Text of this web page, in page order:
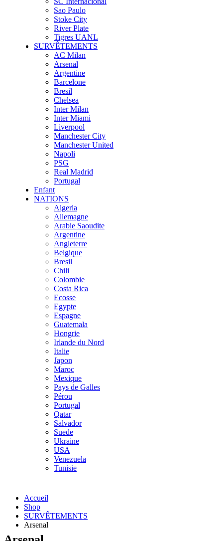
Sao Paulo
Stoke City
River Plate
Tigres UANL
SURVÊTEMENTS
AC Milan
Arsenal
Argentine
Barcelone
Bresil
Chelsea
Inter Milan
Inter Miami
Liverpool
Manchester City
Manchester United
Napoli
PSG
Real Madrid
Portugal
Enfant
NATIONS
Algeria
Allemagne
Arabie Saoudite
Argentine
Angleterre
Belgique
Bresil
Chili
Colombie
Costa Rica
Ecosse
Egypte
Espagne
Guatemala
Hongrie
Irlande du Nord
Italie
Japon
Maroc
Mexique
Pays de Galles
Pérou
Portugal
Qatar
Salvador
Suede
Ukraine
USA
Venezuela
Tunisie
Accueil
Shop
SURVÊTEMENTS
Arsenal